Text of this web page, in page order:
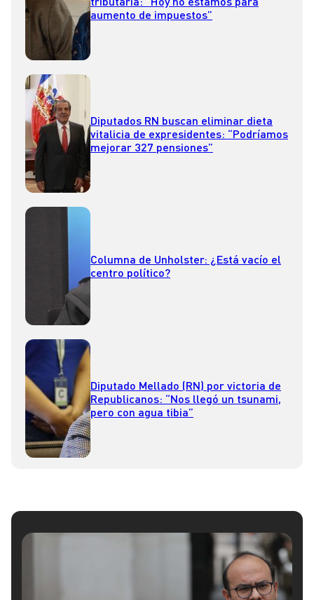
aumento de impuestos”
Diputados RN buscan eliminar dieta
vitalicia de expresidentes: “Podríamos
mejorar 327 pensiones”
Columna de Unholster: ¿Está vacío el
centro político?
Diputado Mellado (RN) por victoria de
Republicanos: “Nos llegó un tsunami,
pero con agua tibia”